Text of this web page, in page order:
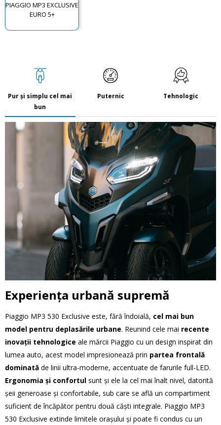
PIAGGIO MP3 EXCLUSIVE
EURO 5+
Pur și simplu cel mai
bun
Puternic Tehnologic
Experiența urbană supremă
Piaggio MP3 530 Exclusive este, fără îndoială, cel mai bun
model pentru deplasările urbane. Reunind cele mai recente
inovații tehnologice ale mărcii Piaggio cu un design inspirat din
lumea auto, acest model impresionează prin partea frontală
dominată de linii ultra-moderne, accentuate de farurile full-LED.
Ergonomia și confortul sunt și ele la cel mai înalt nivel, datorită
șeii generoase și confortabile, sub care se află un compartiment
suficient de încăpător pentru două căști integrale. Piaggio MP3
530 Exclusive extinde limitele orașului și poate fi condus cu un